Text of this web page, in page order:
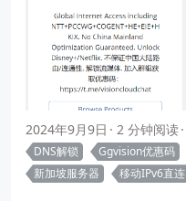
2024年9月9日 2 分钟阅读
DNS解锁
Ggvision优惠码
新加坡服务器
移动IPv6直连